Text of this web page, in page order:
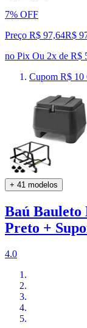
7% OFF
Preço R$ 97,64R$
no Pix Ou 2x de R$
Cupom R$ 10
+ 41 modelos
Baú
Preto +
4.0